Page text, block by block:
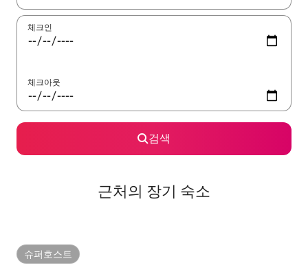
체크인
체크아웃
검색
근처의 장기 숙소
슈퍼호스트
슈퍼호스트